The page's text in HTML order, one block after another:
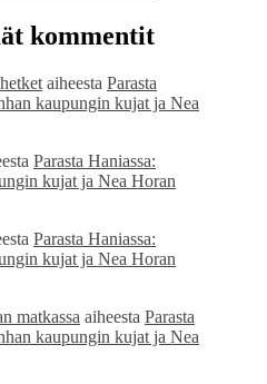
kommentit
aiheesta Parasta
kaupungin kujat ja Nea
Parasta Haniassa:
kujat ja Nea Horan
Parasta Haniassa:
kujat ja Nea Horan
matkassa aiheesta Parasta
kaupungin kujat ja Nea